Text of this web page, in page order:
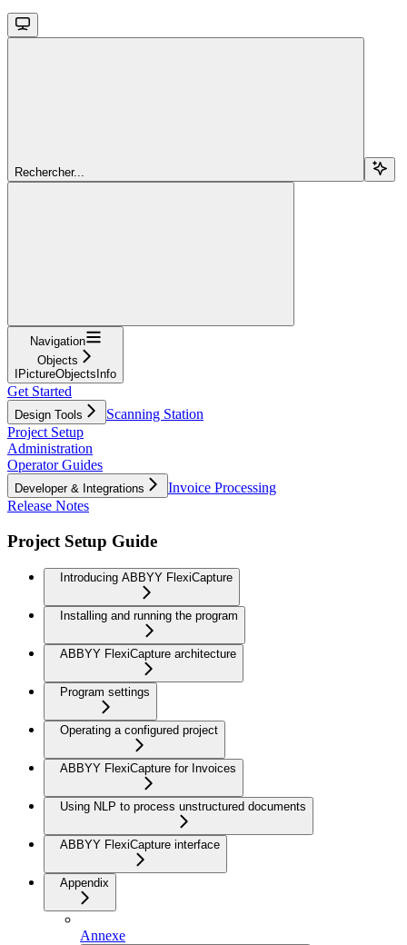
Rechercher...
Navigation
Objects
IPictureObjectsInfo
Get Started
Design Tools
Scanning Station
Project Setup
Administration
Operator Guides
Developer & Integrations
Invoice Processing
Release Notes
Project Setup Guide
Introducing ABBYY FlexiCapture
Installing and running the program
ABBYY FlexiCapture architecture
Program settings
Operating a configured project
ABBYY FlexiCapture for Invoices
Using NLP to process unstructured documents
ABBYY FlexiCapture interface
Appendix
Annexe